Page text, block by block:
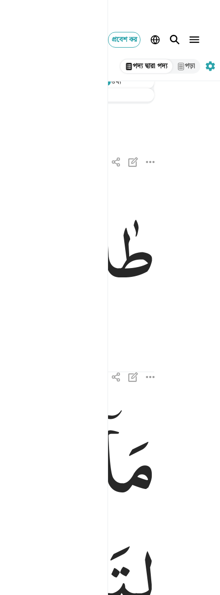
প্রবেশ কর
পদ্য দ্বারা পদ্য পড়া
তথ্য
طٰهٰ
ما انزلنا عليك القران لتشقى ٢
مَآ أَنزَلْنَا عَلَيْكَ ٱلْقُرْءَانَ لِتَشْقَىٰٓ ٢
مَاۤ